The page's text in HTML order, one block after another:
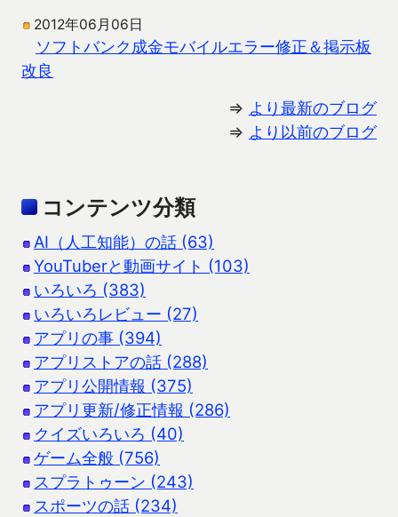
2012年06月06日
ソフトバンク成金モバイルエラー修正＆掲示板
改良
⇒ より最新のブログ
⇒ より以前のブログ
コンテンツ分類
AI（人工知能）の話 (63)
YouTuberと動画サイト (103)
いろいろ (383)
いろいろレビュー (27)
アプリの事 (394)
アプリストアの話 (288)
アプリ公開情報 (375)
アプリ更新/修正情報 (286)
クイズいろいろ (40)
ゲーム全般 (756)
スプラトゥーン (243)
スポーツの話 (234)